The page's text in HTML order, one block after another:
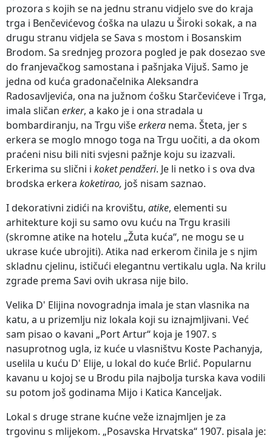
prozora s kojih se na jednu stranu vidjelo sve do kraja
trga i Benčevićevog ćoška na ulazu u Široki sokak, a na
drugu stranu vidjela se Sava s mostom i Bosanskim
Brodom. Sa srednjeg prozora pogled je pak dosezao sve
do franjevačkog samostana i pašnjaka Vijuš. Samo je
jedna od kuća gradonačelnika Aleksandra
Radosavljevića, ona na južnom ćošku Starčevićeve i Trga,
imala sličan erker, a kako je i ona stradala u
bombardiranju, na Trgu višeerkera nema. Šteta, jer s
erkera se moglo mnogo toga na Trgu uočiti, a da okom
praćeni nisu bili niti svjesni pažnje koju su izazvali.
Erkerima su slični i koket pendžeri. Je li netko i s ova dva
brodska erkera koketirao, još nisam saznao.
I dekorativni zidići na krovištu, atike, elementi su
arhitekture koji su samo ovu kuću na Trgu krasili
(skromne atike na hotelu „Žuta kuća“, ne mogu se u
ukrase kuće ubrojiti). Atika nad erkerom činila je s njim
skladnu cjelinu, ističući elegantnu vertikalu ugla. Na krilu
zgrade prema Savi ovih ukrasa nije bilo.
Velika D' Elijina novogradnja imala je stan vlasnika na
katu, a u prizemlju niz lokala koji su iznajmljivani. Već
sam pisao o kavani „Port Artur“ koja je 1907. s
nasuprotnog ugla, iz kuće u vlasništvu Koste Pachanyja,
uselila u kuću D' Elije, u lokal do kuće Brlić. Popularnu
kavanu u kojoj se u Brodu pila najbolja turska kava vodili
su potom još godinama Mijo i Katica Kanceljak.
Lokal s druge strane kućne veže iznajmljen je za
trgovinu s mlijekom. „Posavska Hrvatska“ 1907. pisala je: